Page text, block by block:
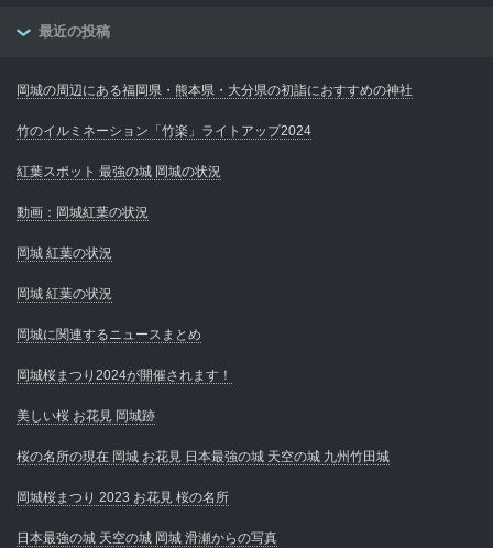
最近の投稿
岡城の周辺にある福岡県・熊本県・大分県の初詣におすすめの神社
竹のイルミネーション「竹楽」ライトアップ2024
紅葉スポット 最強の城 岡城の状況
動画：岡城紅葉の状況
岡城 紅葉の状況
岡城 紅葉の状況
岡城に関連するニュースまとめ
岡城桜まつり2024が開催されます！
美しい桜 お花見 岡城跡
桜の名所の現在 岡城 お花見 日本最強の城 天空の城 九州竹田城
岡城桜まつり 2023 お花見 桜の名所
日本最強の城 天空の城 岡城 滑瀬からの写真